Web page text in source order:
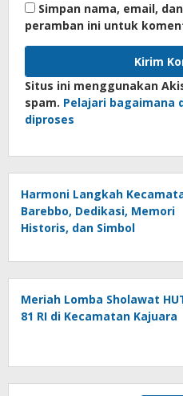
Simpan nama, email,
peramban ini untuk
Situs ini menggunakan
spam. Pelajari bagaimana
diproses
Harmoni Langkah
Barebbo, Dedikasi, Memori
Historis, dan Simbol
Meriah Lomba Sholawat
81 RI di Kecamatan Kajuara